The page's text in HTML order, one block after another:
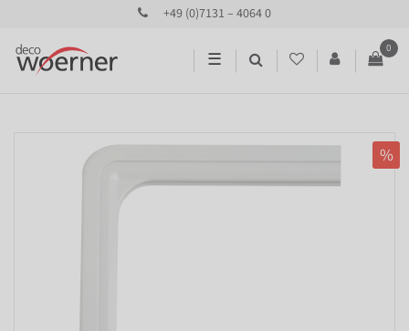
+49 (0)7131 – 4064 0
☰
0
%